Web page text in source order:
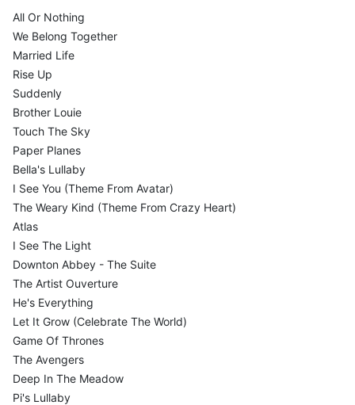
All Or Nothing
We Belong Together
Married Life
Rise Up
Suddenly
Brother Louie
Touch The Sky
Paper Planes
Bella's Lullaby
I See You (Theme From Avatar)
The Weary Kind (Theme From Crazy Heart)
Atlas
I See The Light
Downton Abbey - The Suite
The Artist Ouverture
He's Everything
Let It Grow (Celebrate The World)
Game Of Thrones
The Avengers
Deep In The Meadow
Pi's Lullaby